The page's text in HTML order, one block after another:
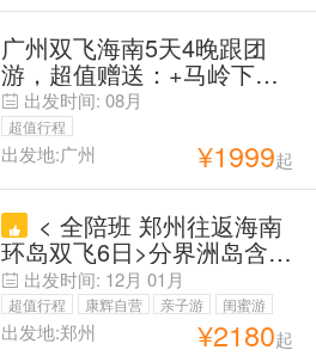
广州双飞海南5天4晚跟团
游，超值赠送：+马岭下午
茶+玫瑰谷电瓶车+清凉防
晒套装。
出发时间: 08月
超值行程
出发地:广州 ¥1999起
< 全陪班 郑州往返海南
环岛双飞6日>分界洲岛含船
票南山佛教文化苑(抱佛脚)/
天涯海角/大小洞天凤凰九
里书屋/日月湾热浪公园
出发时间: 12月 01月
超值行程 康辉自营 亲子游
闺蜜游
浪漫蜜月
父母安心游
出发地:郑州 ¥2180起